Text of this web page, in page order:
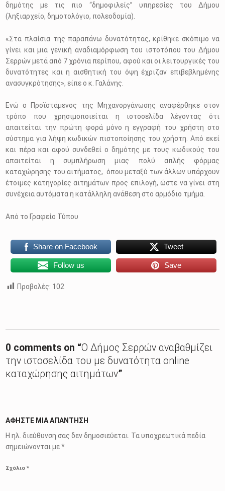
δημότης με τις πιο “δημοφιλείς” υπηρεσίες του Δήμου
(ληξιαρχείο, δημοτολόγιο, πολεοδομία).
«Στα πλαίσια της παραπάνω δυνατότητας, κρίθηκε σκόπιμο να
γίνει και μια γενική αναδιαμόρφωση του ιστοτόπου του Δήμου
Σερρών μετά από 7 χρόνια περίπου, αφού και οι λειτουργικές του
δυνατότητες και η αισθητική του όψη έχριζαν επιβεβλημένης
ανασυγκρότησης», είπε ο κ. Γαλάνης.
Ενώ ο Προϊστάμενος της Μηχανοργάνωσης αναφέρθηκε στον
τρόπο που χρησιμοποιείται η ιστοσελίδα λέγοντας ότι
απαιτείται την πρώτη φορά μόνο η εγγραφή του χρήστη στο
σύστημα για λήψη κωδικών πιστοποίησης του χρήστη. Από εκεί
και πέρα και αφού συνδεθεί ο δημότης με τους κωδικούς του
απαιτείται η συμπλήρωση μιας πολύ απλής φόρμας
καταχώρησης του αιτήματος, όπου μεταξύ των άλλων υπάρχουν
έτοιμες κατηγορίες αιτημάτων προς επιλογή, ώστε να γίνει στη
συνέχεια αυτόματα η κατάλληλη ανάθεση στο αρμόδιο τμήμα.
Από το Γραφείο Τύπου
Share on Facebook Tweet
Follow us Save
Προβολές: 102
0 comments on “Ο Δήμος Σερρών αναβαθμίζει
την ιστοσελίδα του με δυνατότητα online
καταχώρησης αιτημάτων”
ΑΦΉΣΤΕ ΜΙΑ ΑΠΆΝΤΗΣΗ
Η ηλ. διεύθυνση σας δεν δημοσιεύεται. Τα υποχρεωτικά πεδία
σημειώνονται με*
Σχόλιο*